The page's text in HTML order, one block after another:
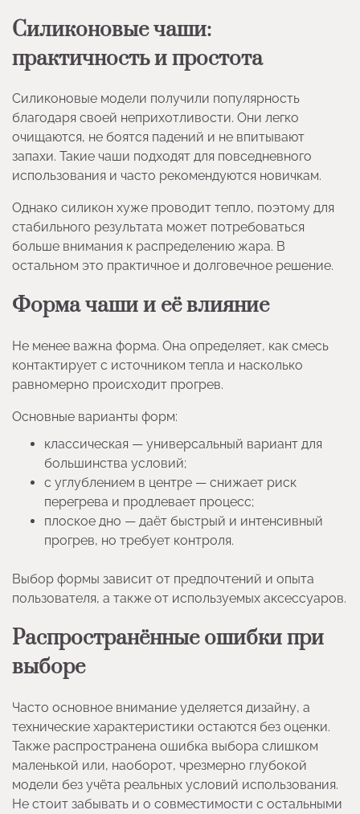
Силиконовые чаши:
практичность и простота
Силиконовые модели получили популярность
благодаря своей неприхотливости. Они легко
очищаются, не боятся падений и не впитывают
запахи. Такие чаши подходят для повседневного
использования и часто рекомендуются новичкам.
Однако силикон хуже проводит тепло, поэтому для
стабильного результата может потребоваться
больше внимания к распределению жара. В
остальном это практичное и долговечное решение.
Форма чаши и её влияние
Не менее важна форма. Она определяет, как смесь
контактирует с источником тепла и насколько
равномерно происходит прогрев.
Основные варианты форм:
классическая — универсальный вариант для
большинства условий;
с углублением в центре — снижает риск
перегрева и продлевает процесс;
плоское дно — даёт быстрый и интенсивный
прогрев, но требует контроля.
Выбор формы зависит от предпочтений и опыта
пользователя, а также от используемых аксессуаров.
Распространённые ошибки при
выборе
Часто основное внимание уделяется дизайну, а
технические характеристики остаются без оценки.
Также распространена ошибка выбора слишком
маленькой или, наоборот, чрезмерно глубокой
модели без учёта реальных условий использования.
Не стоит забывать и о совместимости с остальными